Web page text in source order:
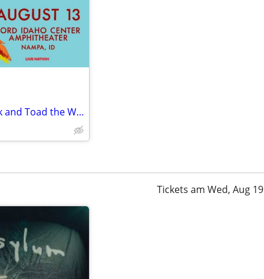
2 tickets to see Men at Work and Toad the Wet Sprocket at the Ford Idaho Center
Tickets am Wed, Aug 19